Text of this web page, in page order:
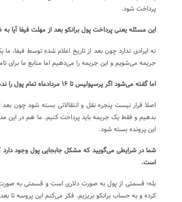
پرداخت شود.
این مسئله یعنی پرداخت پول برانکو بعد از مهلت فیفا آیا
نه ایرادی ندارد چون بعد از تاریخ اعلام شده توسط فیفا،
جریمه‌ می‌شویم و این جریمه را می‌دهیم اما منابع ما برای
اما گفته می‌شود اگر پرسپولیس تا ۱۶ مردادماه تمام پول را ندهد پنجره نقل و انتقالاتی باشگاه بسته می‌شود.
اصلا قرار نیست پنجره نقل و انتقالاتی بسته شود چون بعد
بدهیم و فقط یک جریمه باید پرداخت کنیم. ما هم در این
این پرونده بسته شود.
شما در شرایطی می‌گویید که مشکل جابجایی پول وجود
است.
بله؛ قسمتی از پول به صورت دلاری است و قسمتی به صورت
کرده و به حساب برانکو بریزیم. فکر می‌کنم این پروسه تا بعد از تاریخ اعلامی